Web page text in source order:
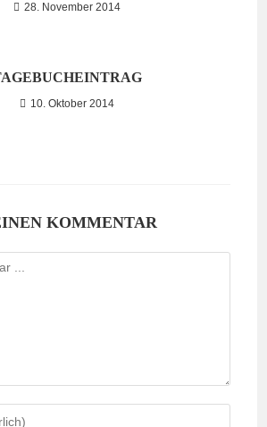
28. November 2014
10. Oktober 2014
KOMMENTAR